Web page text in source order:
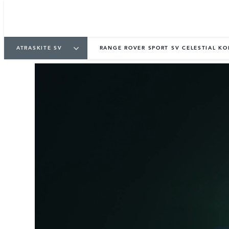
ATRASKITE SV RANGE ROVER SPORT SV CELESTIAL